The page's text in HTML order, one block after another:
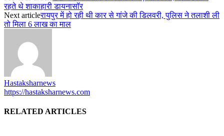
रहते थे शाकाहारी डायनासॉर
Next articleरायपुर में हो रही थी कार से गांजे की डिलवरी, पुलिस ने तलाशी ली
तो मिला 6 लाख का माल
Hastaksharnews
https://hastaksharnews.com
RELATED ARTICLES